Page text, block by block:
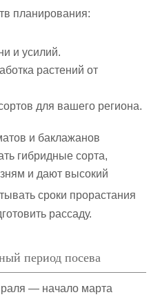
планирования:
и усилий.
растений от
для вашего региона.
и баклажанов
гибридные сорта,
и дают высокий
сроки прорастания
рассаду.
период посева
— начало марта